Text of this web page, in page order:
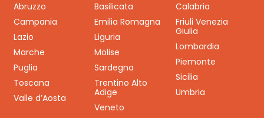
Abruzzo Basilicata
Calabria
Campania
Emilia Romagna
Friuli Venezia
Giulia
Lazio
Liguria
Lombardia
Marche
Molise
Piemonte
Puglia
Sardegna
Sicilia
Toscana
Trentino Alto
Adige
Umbria
Valle d’Aosta
Veneto